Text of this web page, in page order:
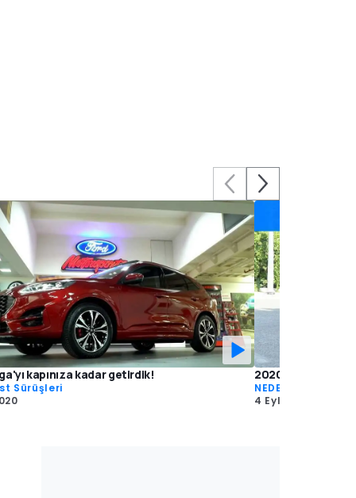
kapınıza kadar getirdik!
Sürüşleri
2020 Ford Kuga
NEDEN ALMALI?
4 Eyl 2020